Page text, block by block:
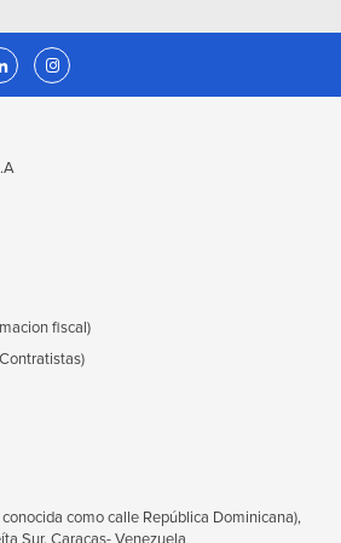
fiscal)
como calle República Dominicana),